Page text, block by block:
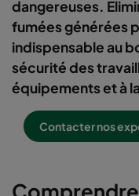
dangereuses.
fumées générées
indispensable au
sécurité des
équipements et à
Contacter nos